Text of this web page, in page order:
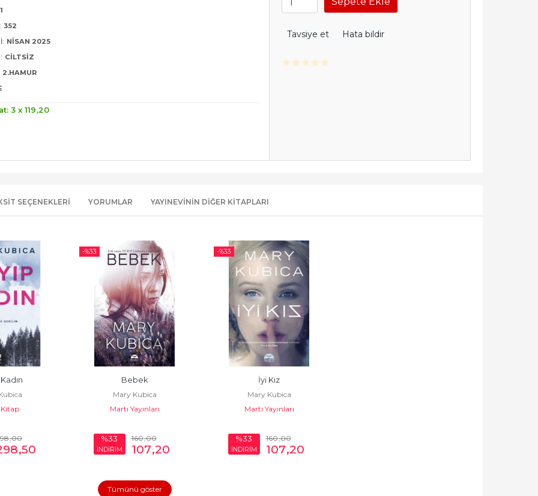
352
NISAN 2025
CILTSIZ
2.HAMUR
3 x119 ,20
Tavsiye et Hata bildir
SEÇENEKLERI YORUMLAR YAYINEVININ DIĞER KITAPLARI
,00
,50
-%33
Bebek
Mary Kubica
Martı Yayınları
%33
İNDİRİM
160,00
107,20
-%33
İyi Kız
Mary Kubica
Martı Yayınları
%33
İNDİRİM
160,00
107,20
Tümünü göster